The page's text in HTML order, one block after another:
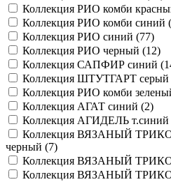
Коллекция РИО комби
Коллекция РИО комби синий (
Коллекция РИО синий (77)
Коллекция РИО черный (12)
Коллекция САПФИР синий (
Коллекция ШТУТГАРТ серый
Коллекция РИО комби
Коллекция АГАТ синий (2)
Коллекция АГИДЕЛЬ т.синий
Коллекция ВЯЗАНЫЙ
черный (7)
Коллекция ВЯЗАНЫЙ
Коллекция ВЯЗАНЫЙ